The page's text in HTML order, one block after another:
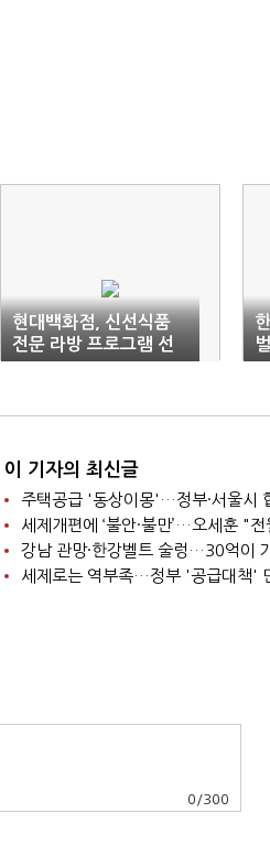
현대백화점, 신선식품
전문 라방 프로그램 선
보인다
이 기자의 최신글
주택공급 '동상이몽'…정부·서울시
세제개편에 ‘불안·불만’…오세훈 "
강남 관망·한강벨트 술렁…30억이
세제로는 역부족…정부 '공급대책'
0 /300